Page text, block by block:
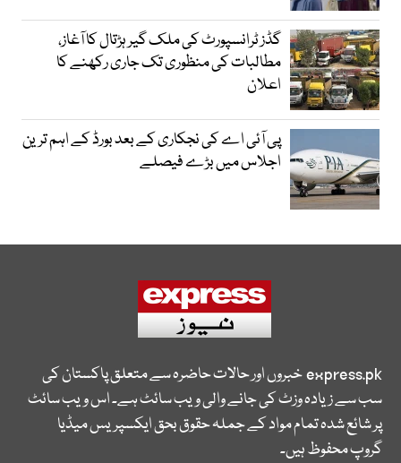
گڈز ٹرانسپورٹ کی ملک گیر ہڑتال کا آغاز،
مطالبات کی منظوری تک جاری رکھنے کا
اعلان
پی آئی اے کی نجکاری کے بعد بورڈ کے اہم ترین
اجلاس میں بڑے فیصلے
express.pkخبروں اور حالات حاضرہ سے متعلق پاکستان کی
سب سے زیادہ وزٹ کی جانے والی ویب سائٹ ہے۔ اس ویب سائٹ
پر شائع شدہ تمام مواد کے جملہ حقوق بحق ایکسپریس میڈیا
گروپ محفوظ ہیں۔